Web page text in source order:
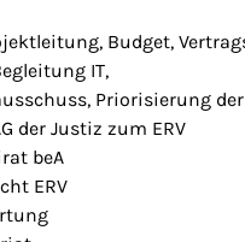
Budget,
IT,
Priorisierung der
der Justiz zum ERV
beA
ERV